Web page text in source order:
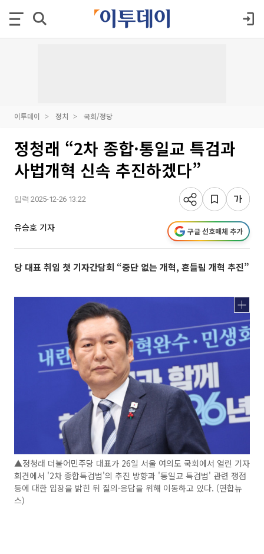
이투데이 정치 국회/정당
정청래 “2차 종합·통일교 특검과
사법개혁 신속 추진하겠다”
입력 2025-12-26 13:22
유승호 기자 구글 선호매체 추가
당 대표 취임 첫 기자간담회 “중단 없는 개혁, 흔들림 개혁 추진”
▲정청래 더불어민주당 대표가 26일 서울 여의도 국회에서 열린 기자
회견에서 '2차 종합특검법'의 추진 방향과 '통일교 특검법' 관련 쟁점
등에 대한 입장을 밝힌 뒤 질의·응답을 위해 이동하고 있다. (연합뉴
스)